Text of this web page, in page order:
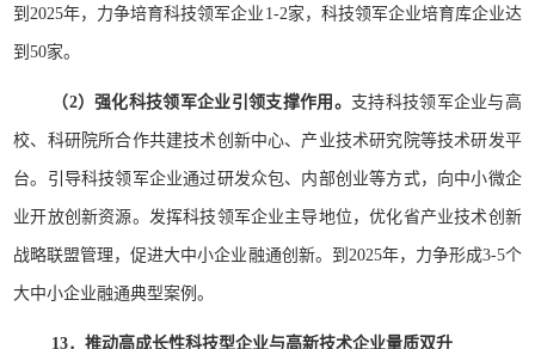
到2025年，力争培育科技领军企业1-2家，科技领军企业培育库企业达
到50家。
（2）强化科技领军企业引领支撑作用。 支持科技领军企业与高
校、科研院所合作共建技术创新中心、产业技术研究院等技术研发平
台。引导科技领军企业通过研发众包、内部创业等方式，向中小微企
业开放创新资源。发挥科技领军企业主导地位，优化省产业技术创新
战略联盟管理，促进大中小企业融通创新。到2025年，力争形成3-5个
大中小企业融通典型案例。
13．推动高成长性科技型企业与高新技术企业量质双升